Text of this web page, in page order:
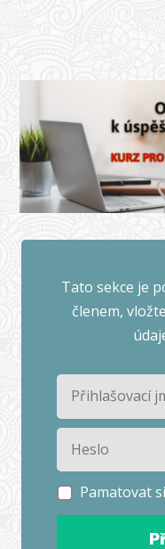
Tato sekce je
členem,
Pamatovat